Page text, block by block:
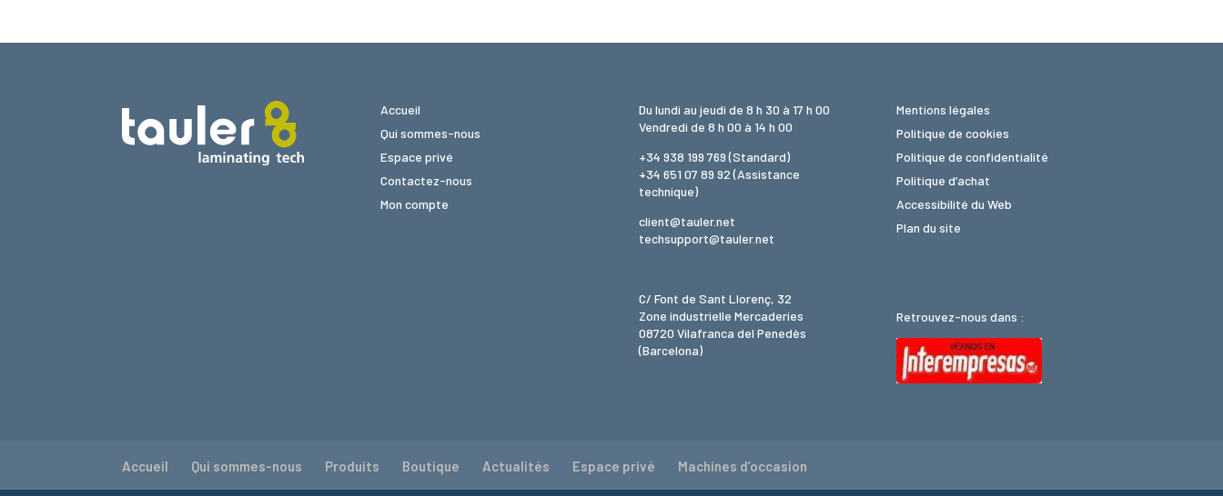
Accueil
Qui sommes-nous
Espace privé
Contactez-nous
Mon compte
Du lundi au jeudi de 8 h 30 à 17 h 00
Vendredi de 8 h 00 à 14 h 00
+34 938 199 769(Standard)
+34 651 07 89 92(Assistance
technique)
client@tauler.net
techsupport@tauler.net
C/ Font de Sant Llorenç, 32
Zone industrielle Mercaderies
08720 Vilafranca del Penedès
(Barcelona)
Mentions légales
Politique de cookies
Politique de confidentialité
Politique d’achat
Accessibilité du Web
Plan du site
Retrouvez-nous dans :
Accueil Qui sommes-nous Produits Boutique Actualités Espace privé Machines d’occasion